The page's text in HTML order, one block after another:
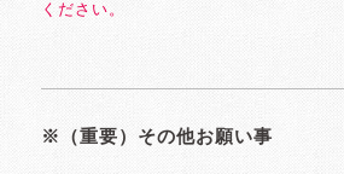
ください。
※（重要）その他お願い事